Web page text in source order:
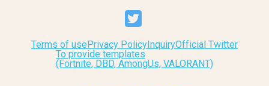
Terms of usePrivacy Policy InquiryOfficial Twitter
To provide templates
(Fortnite, DBD, AmongUs, VALORANT)